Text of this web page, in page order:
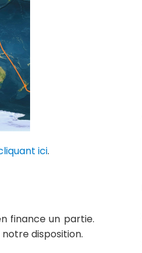
ici.
finance un partie.
disposition.